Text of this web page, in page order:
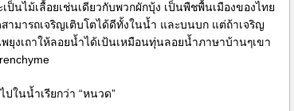
ม้เลื้อยเช่นเดียวกับพวกผักบุ้ง เป็นพืชพื้นเมืองของไทย
ามารถเจริญเติบโตได้ดีทั้งในน้ำ และบนบก แต่ถ้าเจริญ
งเถาให้ลอยน้ำได้เป้นเหมือนทุ่นลอยน้ำภาษาบ้านๆเขา
นน้ำเรียกว่า “หนวด”